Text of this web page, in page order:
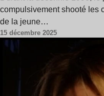
compulsivement shooté les
de la jeune…
15 décembre 2025